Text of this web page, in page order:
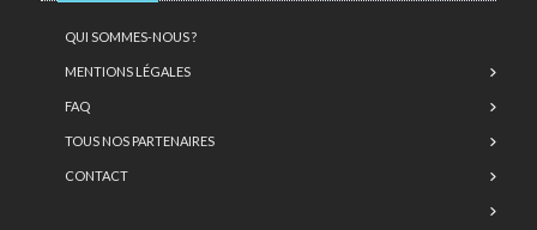
QUI SOMMES-NOUS ?
MENTIONS LÉGALES
FAQ
TOUS NOS PARTENAIRES
CONTACT